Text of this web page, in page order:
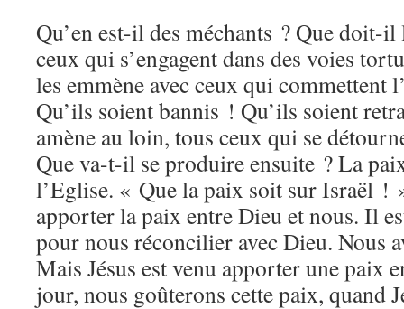
Qu’en est-il des méchants ? Que
ceux qui s’engagent dans des voies
les emmène avec ceux qui
Qu’ils soient bannis ! Qu’ils soient
amène au loin, tous ceux qui se
Que va-t-il se produire ensuite ? La
l’Eglise. « Que la paix soit sur Israël !
apporter la paix entre Dieu et nous. Il
pour nous réconcilier avec Dieu. Nous
Mais Jésus est venu apporter une paix
jour, nous goûterons cette paix, quand